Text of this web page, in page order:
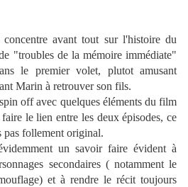
avant tout sur l'histoire du
"troubles de la mémoire immédiate"
le premier volet, plutot amusant
Marin à retrouver son fils.
off avec quelques éléments du film
le lien entre les deux épisodes, ce
pas follement original.
un savoir faire évident à
secondaires ( notamment le
et à rendre le récit toujours